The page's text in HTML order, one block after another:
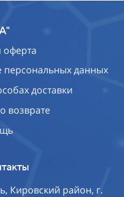
оферта
персональных данных
доставки
возврате
Кировский район, г.